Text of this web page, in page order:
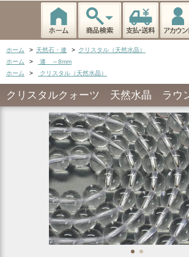
ホーム > 天然石・連 > クリスタル（天然水晶）
ホーム
>
連 ～8mm
ホーム
> クリスタル（天然水晶）
クリスタルクォーツ 天然水晶 ラウ